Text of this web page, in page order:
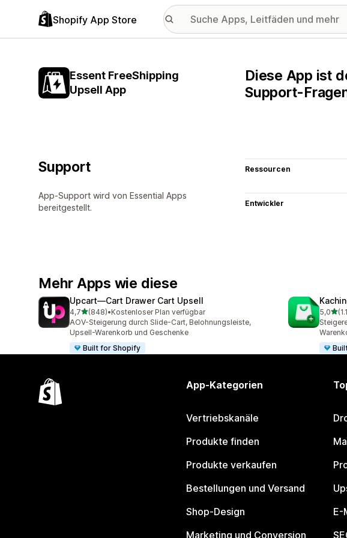
Shopify App Store
Essent FreeShipping
Upsell App
Diese App ist
Support-
Support
App-Support wird von Essential Apps
bereitgestellt.
Ressourcen
Entwickler
Mehr Apps wie diese
Upcart—Cart Drawer Cart Upsell
4,7von 5 Sternen
(848)
848 Rezensionen insgesamt
•Kostenloser Plan verfügbar
AOV-Steigerung durch Slide-Cart, Belohnungsleiste,
Upsell-Warenkorb und Geschenke
Built for Shopify
5,0von
1131
App-Kategorien
Vertriebskanäle
Produkte finden
Produkte verkaufen
Bestellungen und Versand
Shop-Design
Marketing und Conversion
E-